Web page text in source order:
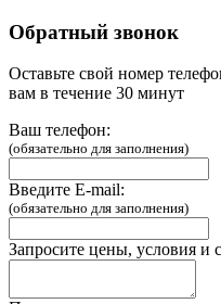
Обратный звонок
Оставьте свой номер
вам в течение 30 минут
Ваш телефон:
(обязательно для заполнения)
Введите E-mail:
(обязательно для заполнения)
Запросите цены, условия и